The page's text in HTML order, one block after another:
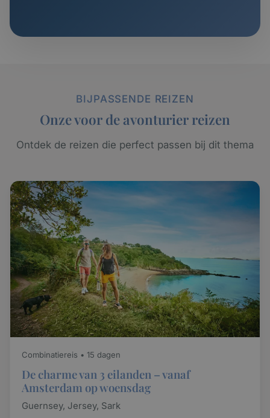
BIJPASSENDE REIZEN
Onze voor de avonturier reizen
Ontdek de reizen die perfect passen bij dit thema
Combinatiereis • 15 dagen
De charme van 3 eilanden – vanaf
Amsterdam op woensdag
Guernsey, Jersey, Sark